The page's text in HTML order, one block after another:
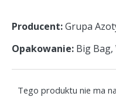
Producent Grupa
Opakowanie Big
Tego produktu nie ma